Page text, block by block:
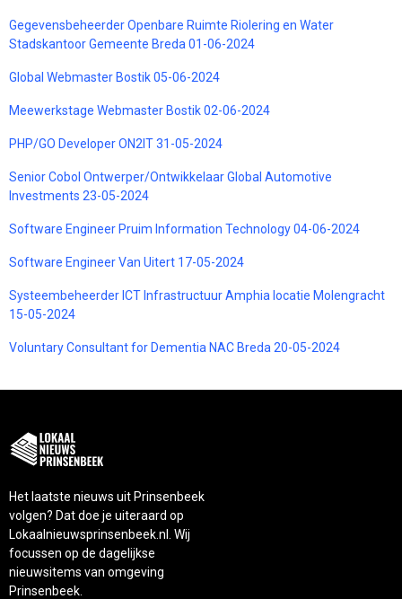
Gegevensbeheerder Openbare Ruimte Riolering en Water
Stadskantoor Gemeente Breda 01-06-2024
Global Webmaster Bostik 05-06-2024
Meewerkstage Webmaster Bostik 02-06-2024
PHP/GO Developer ON2IT 31-05-2024
Senior Cobol Ontwerper/Ontwikkelaar Global Automotive
Investments 23-05-2024
Software Engineer Pruim Information Technology 04-06-2024
Software Engineer Van Uitert 17-05-2024
Systeembeheerder ICT Infrastructuur Amphia locatie Molengracht
15-05-2024
Voluntary Consultant for Dementia NAC Breda 20-05-2024
Het laatste nieuws uit Prinsenbeek
volgen? Dat doe je uiteraard op
Lokaalnieuwsprinsenbeek.nl. Wij
focussen op de dagelijkse
nieuwsitems van omgeving
Prinsenbeek.